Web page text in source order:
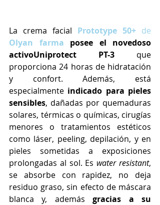
La crema facial Prototype 50+
Olyan farma posee el novedoso
activoUniprotect PT-3 que
proporciona 24 horas de hidratación
y confort. Además, está
especialmente indicado para pieles
sensibles, dañadas por quemaduras
solares, térmicas o químicas, cirugías
menores o tratamientos estéticos
como láser, peeling, depilación, y en
pieles sometidas a exposiciones
prolongadas al sol. Es water resistant,
se absorbe con rapidez, no deja
residuo graso, sin efecto de máscara
blanca y, además gracias a su